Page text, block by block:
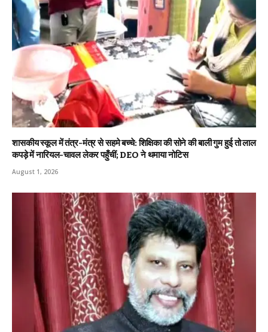
शासकीय स्कूल में तंत्र-मंत्र से सहमे बच्चे: शिक्षिका की सोने की बाली गुम हुई तो लाल
कपड़े में नारियल-चावल लेकर पहुँचीं; DEO ने थमाया नोटिस
August 1, 2026